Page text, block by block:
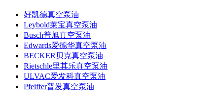
好凯德真空泵油
Leybold莱宝真空泵油
Busch普旭真空泵油
Edwards爱德华真空泵油
BECKER贝克真空泵油
Rietschle里其乐真空泵油
ULVAC爱发科真空泵油
Pfeiffer普发真空泵油